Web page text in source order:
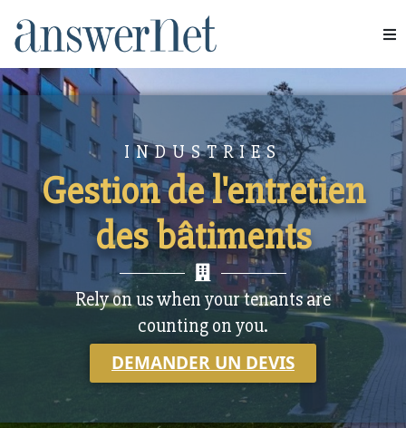
Services
Industries
Ressources
À propos de nous
Nous contacter
INDUSTRIES
Gestion de l'entretien
des bâtiments
Rely on us when your tenants are
counting on you.
DEMANDER UN DEVIS